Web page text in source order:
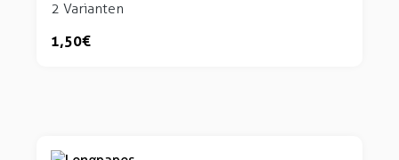
2 Varianten
1,50 €